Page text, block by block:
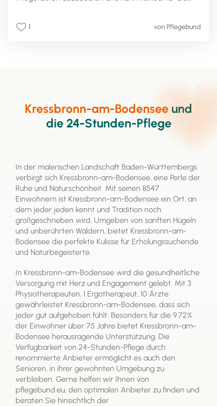
Schwere der Pflegebedürftigkeit festlegt. Die
professioneller Pflegekräfte genutzt werden. Es ist
eine wichtige Ressource, um die häusliche Pflege zu
ermöglichen und die Lebensqualität von
Pflegebedürftigen zu verbessern.
1 von Pflegebund
Kressbronn-am-Bodenseeund
die 24-Stunden-Pflege
In der malerischen Landschaft Baden-Württembergs
verbirgt sich Kressbronn-am-Bodensee, eine Perle der
Ruhe und Naturschönheit. Mit seinen 8547
Einwohnern ist Kressbronn-am-Bodensee ein Ort, an
dem jeder jeden kennt und Tradition noch
großgeschrieben wird. Umgeben von sanften Hügeln
und unberührten Wäldern, bietet Kressbronn-am-
Bodensee die perfekte Kulisse für Erholungssuchende
und Naturbegeisterte.
In Kressbronn-am-Bodensee wird die gesundheitliche
Versorgung mit Herz und Engagement gelebt. Mit 3
Physiotherapeuten, 1 Ergotherapeut, 10 Ärzte
gewährleistet Kressbronn-am-Bodensee, dass sich
jeder gut aufgehoben fühlt. Besonders für die 9.72%
der Einwohner über 75 Jahre bietet Kressbronn-am-
Bodensee herausragende Unterstützung. Die
Verfügbarkeit von 24-Stunden-Pflege durch
renommierte Anbieter ermöglicht es auch den
Senioren, in ihrer gewohnten Umgebung zu
verbleiben. Gerne helfen wir Ihnen von
pflegebund.eu, den optimalen Anbieter zu finden und
beraten Sie hinsichtlich der